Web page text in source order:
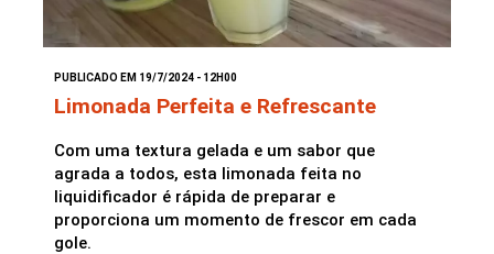
PUBLICADO EM 19/7/2024 - 12H00
Limonada Perfeita e Refrescante
Com uma textura gelada e um sabor que
agrada a todos, esta limonada feita no
liquidificador é rápida de preparar e
proporciona um momento de frescor em cada
gole.